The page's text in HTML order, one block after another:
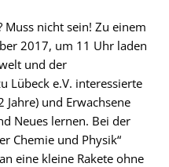
nicht sein! Zu einem
2017, um 11 Uhr laden
und der
Lübeck e.V. interessierte
Jahre) und Erwachsene
Neues lernen. Bei der
Chemie und Physik“
eine kleine Rakete ohne